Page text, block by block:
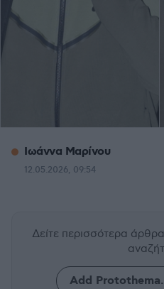
Ιωάννα Μαρίνου
12.05.2026, 09:54
Δείτε περισσότερα
Add